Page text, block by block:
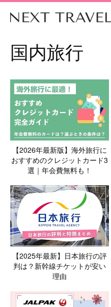
国内旅行
【2026年最新版】海外旅行に
おすすめのクレジットカード3
選｜年会費無料も！
【2025年最新】日本旅行の評
判は？新幹線チケットが安い
理由